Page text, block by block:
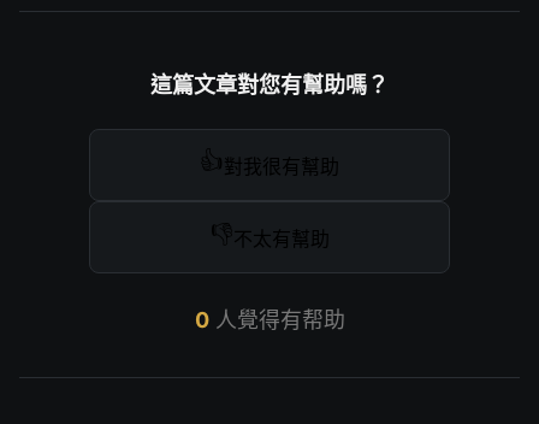
這篇文章對您有幫助嗎？
👍對我很有幫助
👎 不太有幫助
0人覺得有帮助